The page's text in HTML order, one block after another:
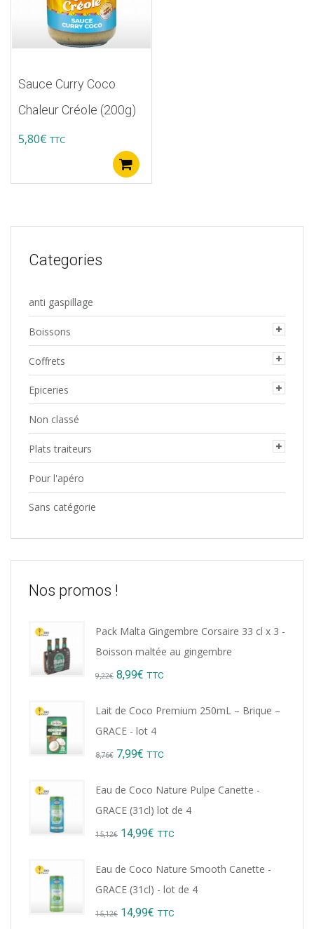
Sauce Curry Coco
Chaleur Créole (200g)
5,80€ TTC
Categories
anti gaspillage
Boissons
Coffrets
Epiceries
Non classé
Plats traiteurs
Pour l'apéro
Sans catégorie
Nos promos !
Pack Malta Gingembre Corsaire 33 cl x 3 -
Boisson maltée au gingembre
9,22€ Original
8,99€ Current
TTC
Lait de Coco Premium 250mL – Brique –
GRACE - lot 4
8,76€ Original
7,99€ Current
TTC
Eau de Coco Nature Pulpe Canette -
GRACE (31cl) lot de 4
15,12€ Original
14,99€ Current
TTC
Eau de Coco Nature Smooth Canette -
GRACE (31cl) - lot de 4
15,12€ Original
14,99€ Current
TTC